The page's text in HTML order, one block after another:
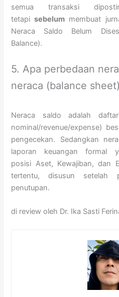
semua transaksi
tetapisebelum membuat
Neraca Saldo Belum
Balance).
5. Apa perbedaan
neraca (balance
Neraca saldo adalah
nominal/revenue/expense)
pengecekan. Sedangkan
laporan keuangan formal
posisi Aset, Kewajiban, dan
tertentu, disusun setelah
penutupan.
di review oleh Dr. Ika Sasti